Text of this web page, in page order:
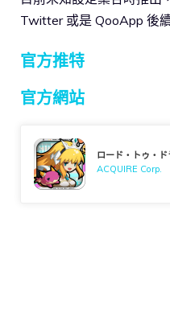
Twitter 或是 QooApp 後
官方推特
官方網站
ロード・トゥ・ド
ACQUIRE Corp.